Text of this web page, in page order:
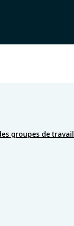
groupes de travail